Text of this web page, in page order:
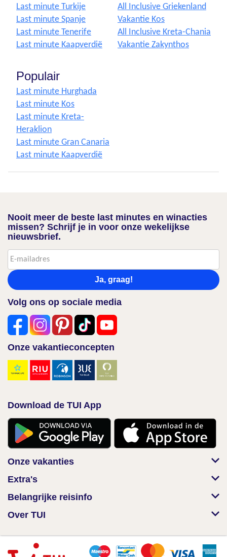
Last minute Turkije
Last minute Spanje
Last minute Tenerife
Last minute Kaapverdië
All Inclusive Griekenland
Vakantie Kos
All Inclusive Kreta-Chania
Vakantie Zakynthos
Populair
Last minute Hurghada
Last minute Kos
Last minute Kreta-
Heraklion
Last minute Gran Canaria
Last minute Kaapverdië
Nooit meer de beste last minutes en winacties
missen? Schrijf je in voor onze wekelijkse
nieuwsbrief.
Ja, graag!
Volg ons op sociale media
Onze vakantieconcepten
Download de TUI App
Onze vakanties
Extra's
Belangrijke reisinfo
Over TUI